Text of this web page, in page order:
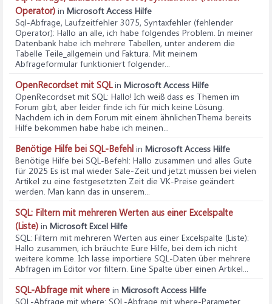
Operator) in Microsoft Access Hilfe
Sql-Abfrage, Laufzeitfehler 3075, Syntaxfehler (fehlender
Operator): Hallo an alle, ich habe folgendes Problem. In meiner
Datenbank habe ich mehrere Tabellen, unter anderem die
Tabelle Teile_allgemein und Faktura. Mit meinem
Abfrageformular funktioniert folgender...
OpenRecordset mit SQLin Microsoft Access Hilfe
OpenRecordset mit SQL: Hallo! Ich weiß dass es Themen im
Forum gibt, aber leider finde ich für mich keine Lösung.
Nachdem ich in dem Forum mit einem ähnlichenThema bereits
Hilfe bekommen habe habe ich meinen...
Benötige Hilfe bei SQL-Befehl in Microsoft Access Hilfe
Benötige Hilfe bei SQL-Befehl: Hallo zusammen und alles Gute
für 2025 Es ist mal wieder Sale-Zeit und jetzt müssen bei vielen
Artikel zu eine festgesetzten Zeit die VK-Preise geändert
werden. Man kann das in unserem...
SQL: Filtern mit mehreren Werten aus einer Excelspalte
(Liste) in Microsoft Excel Hilfe
SQL: Filtern mit mehreren Werten aus einer Excelspalte (Liste):
Hallo zusammen, ich bräuchte Eure Hilfe, bei dem ich nicht
weitere komme. Ich lasse importiere SQL-Daten über mehrere
Abfragen im Editor vor filtern. Eine Spalte über einen Artikel...
SQL-Abfrage mit where in Microsoft Access Hilfe
SQL-Abfrage mit where: SQL-Abfrage mit where-Parameter.